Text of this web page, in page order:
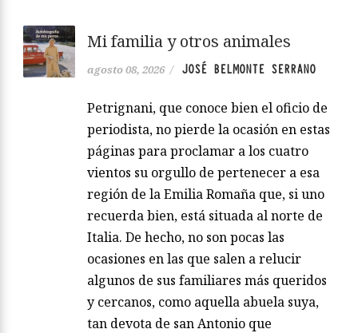
Mi familia y otros animales
agosto 08, 2026 / JOSÉ BELMONTE SERRANO
Petrignani, que conoce bien el oficio de
periodista, no pierde la ocasión en estas
páginas para proclamar a los cuatro
vientos su orgullo de pertenecer a esa
región de la Emilia Romaña que, si uno
recuerda bien, está situada al norte de
Italia. De hecho, no son pocas las
ocasiones en las que salen a relucir
algunos de sus familiares más queridos
y cercanos, como aquella abuela suya,
tan devota de san Antonio que